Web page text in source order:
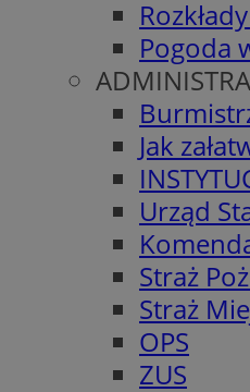
Pogoda
Jak
Urząd
Straż
Straż
OPS
ZUS